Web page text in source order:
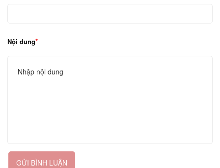
Nội dung
GỬI BÌNH LUẬN